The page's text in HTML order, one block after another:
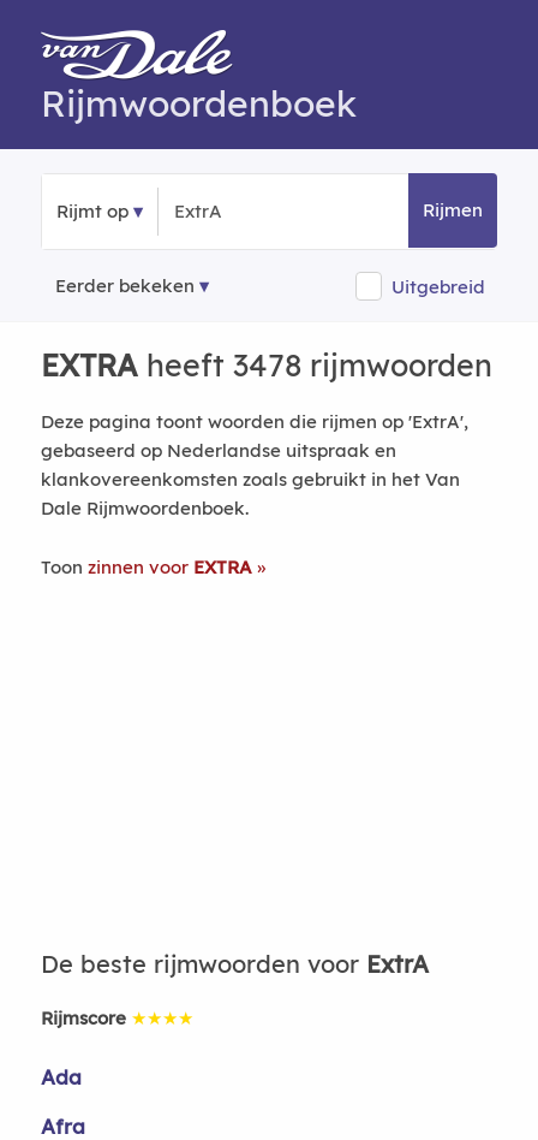
Rijmwoordenboek
Rijmt op Rijmen
Eerder bekeken Uitgebreid
EXTRAheeft 3478 rijmwoorden
Deze pagina toont woorden die rijmen op 'ExtrA',
gebaseerd op Nederlandse uitspraak en
klankovereenkomsten zoals gebruikt in het Van
Dale Rijmwoordenboek.
Toon zinnen voor EXTRA
De beste rijmwoorden voor ExtrA
Rijmscore ★★★★
Ada
Afra